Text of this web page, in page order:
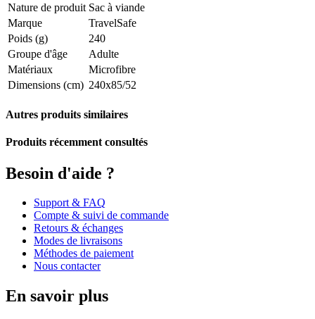
Nature de produit Sac à viande
Marque
TravelSafe
Poids (g)
240
Groupe d'âge
Adulte
Matériaux
Microfibre
Dimensions (cm) 240x85/52
Autres produits similaires
Produits récemment consultés
Besoin d'aide ?
Support & FAQ
Compte & suivi de commande
Retours & échanges
Modes de livraisons
Méthodes de paiement
Nous contacter
En savoir plus